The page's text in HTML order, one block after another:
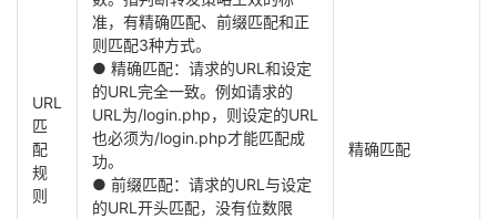
URL
匹
配
规
则
准，有精确匹配、前缀匹配和正
则匹配3种方式。
● 精确匹配：请求的URL和设定
的URL完全一致。例如请求的
URL为/login.php，则设定的URL
也必须为/login.php才能匹配成
功。
● 前缀匹配：请求的URL与设定
的URL开头匹配，没有位数限
精确匹配